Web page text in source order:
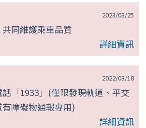
2023/03/25
同維護乘車品質
詳細資訊
2022/03/18
「1933」(僅限發現軌道、平交
障礙物通報專用)
詳細資訊